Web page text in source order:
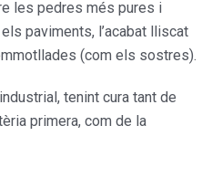
les pedres més pures i
paviments, l’acabat lliscat
(com els sostres).
tenint cura tant de
primera, com de la